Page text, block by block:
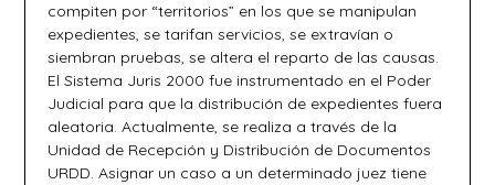
compiten por “territorios” en los que se manipulan
expedientes, se tarifan servicios, se extravían o
siembran pruebas, se altera el reparto de las causas.
El Sistema Juris 2000 fue instrumentado en el Poder
Judicial para que la distribución de expedientes fuera
aleatoria. Actualmente, se realiza a través de la
Unidad de Recepción y Distribución de Documentos
URDD. Asignar un caso a un determinado juez tiene